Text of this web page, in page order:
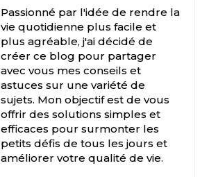
Passionné par l'idée de rendre la
vie quotidienne plus facile et
plus agréable, j'ai décidé de
créer ce blog pour partager
avec vous mes conseils et
astuces sur une variété de
sujets. Mon objectif est de vous
offrir des solutions simples et
efficaces pour surmonter les
petits défis de tous les jours et
améliorer votre qualité de vie.